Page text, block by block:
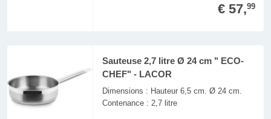
€ 57,99
Sauteuse 2,7 litre Ø 24 cm " ECO-
CHEF" - LACOR
Dimensions : Hauteur 6,5 cm. Ø 24 cm.
Contenance : 2,7 litre